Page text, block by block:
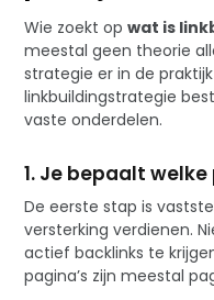
Wie zoekt opwat is
meestal geen theorie
strategie er in de
linkbuildingstrategie
vaste onderdelen.
1. Je bepaalt
De eerste stap is
versterking verdienen.
actief backlinks te
pagina’s zijn meestal